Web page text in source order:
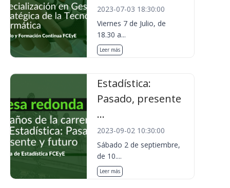
2023-07-03 18:30:00
Viernes 7 de Julio, de
18.30 a...
Leer más
Estadística:
Pasado, presente
...
2023-09-02 10:30:00
Sábado 2 de septiembre,
de 10....
Leer más